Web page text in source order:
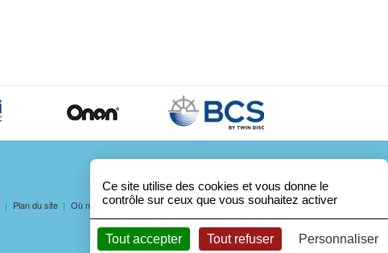
Plan du site Où nous trouver ? © 2014 agence web Nice VcomK
Ce site utilise des cookies et vous donne le
contrôle sur ceux que vous souhaitez activer
Tout accepter Tout refuser Personnaliser